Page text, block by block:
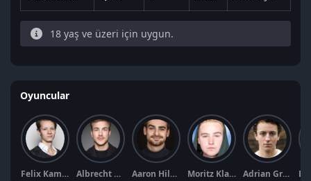
18 yaş ve üzeri için uygun.
Oyuncular
Felix Kammerer Albrecht Schuch Aaron Hilmer Moritz Klaus Adrian Grünewald